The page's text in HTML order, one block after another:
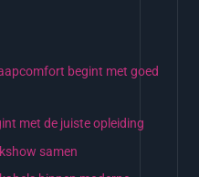
begint met goed
met de juiste opleiding
samen